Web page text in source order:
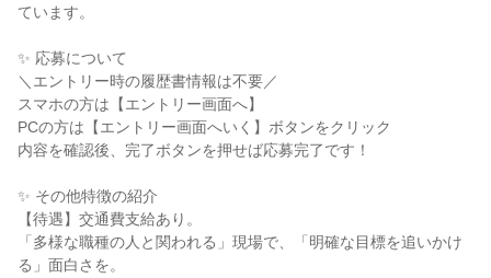
ています。
✨ 応募について
＼エントリー時の履歴書情報は不要／
スマホの方は【エントリー画面へ】
PCの方は【エントリー画面へいく】ボタンをクリック
内容を確認後、完了ボタンを押せば応募完了です！
✨ その他特徴の紹介
【待遇】交通費支給あり。
「多様な職種の人と関われる」現場で、「明確な目標を追いかけ
る」面白さを。